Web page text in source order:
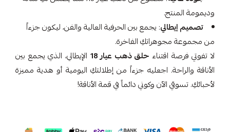
وديمومة المنتج.
تصميم إيطالي: يجمع بين الحرفية العالية والفن، ليكون جزءاً
من مجموعة مجوهراتكِ الفاخرة.
لا تفوتي فرصة اقتناء حلق ذهب عيار 18
الإيطالي، الذي يجمع بين
الأناقة والراحة. اجعليه جزءاً من إطلالتكِ اليومية أو هدية مميزة
لأحبائكِ. تسوقي الآن وكوني دائماً في قمة الأناقة!